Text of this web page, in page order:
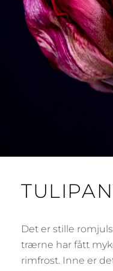
Det er stille
trærne har fått
rimfrost. Inne er